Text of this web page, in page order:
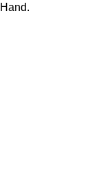
Hand.